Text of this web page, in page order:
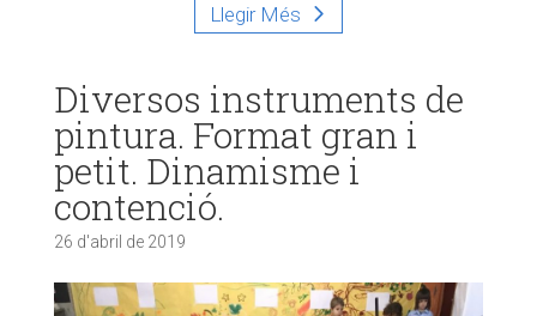
Llegir Més
Diversos instruments de
pintura. Format gran i
petit. Dinamisme i
contenció.
26 d'abril de 2019